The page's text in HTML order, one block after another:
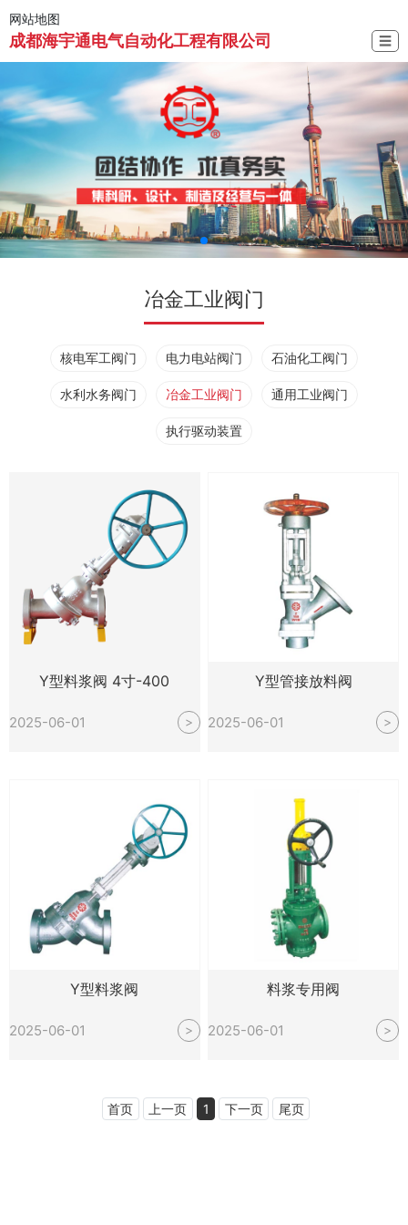
网站地图
成都海宇通电气自动化工程有限公司 ☰
冶金工业阀门
核电军工阀门 电力电站阀门 石油化工阀门
水利水务阀门 冶金工业阀门 通用工业阀门
执行驱动装置
Y型料浆阀 4寸-400
2025-06-01 >
Y型管接放料阀
2025-06-01 >
Y型料浆阀
2025-06-01 >
料浆专用阀
2025-06-01 >
首页 上一页 1 下一页 尾页